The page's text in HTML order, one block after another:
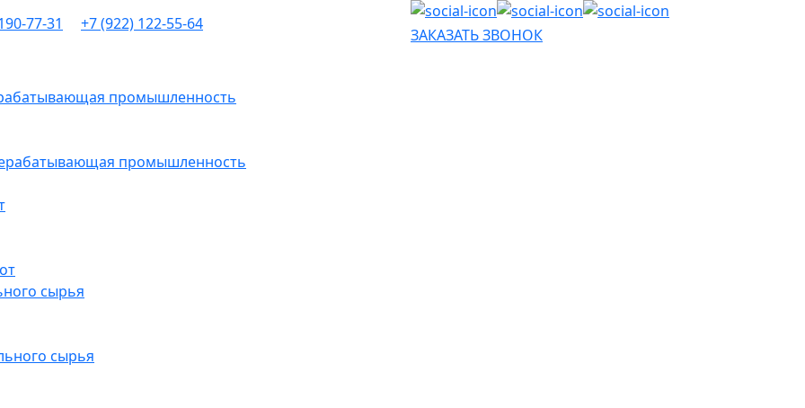
промышленность
сырья
77-31 +7 (922) 122-55-64
ЗАКАЗАТЬ ЗВОНОК
промышленность
сырья